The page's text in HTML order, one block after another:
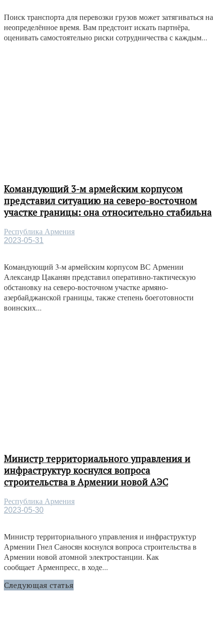
Поиск транспорта для перевозки грузов может затягиваться на
неопределённое время. Вам предстоит искать партнёра,
оценивать самостоятельно риски сотрудничества с каждым...
Командующий 3-м армейским корпусом
представил ситуацию на северо-восточном
участке границы: она относительно стабильна
Республика Армения
2023-05-31
Командующий 3-м армейским корпусом ВС Армении
Александр Цаканян представил оперативно-тактическую
обстановку на северо-восточном участке армяно-
азербайджанской границы, также степень боеготовности
воинских...
Министр территориального управления и
инфраструктур коснулся вопроса
строительства в Армении новой АЭС
Республика Армения
2023-05-30
Министр территориального управления и инфраструктур
Армении Гнел Саносян коснулся вопроса строительства в
Армении новой атомной электростанции. Как
сообщает Арменпресс, в ходе...
Следующая статья